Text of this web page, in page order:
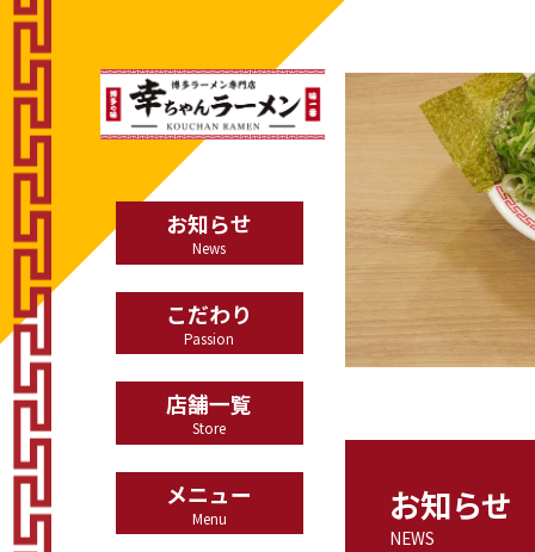
お知らせ
News
こだわり
Passion
店舗一覧
Store
メニュー
Menu お知らせ
NEWS